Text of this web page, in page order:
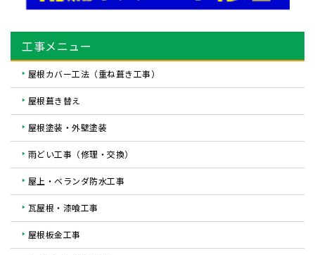
工事メニュー
屋根カバー工法（重ね葺き工事）
屋根葺き替え
屋根塗装・外壁塗装
雨どい工事（修理・交換）
屋上・ベランダ防水工事
瓦屋根・漆喰工事
屋根板金工事